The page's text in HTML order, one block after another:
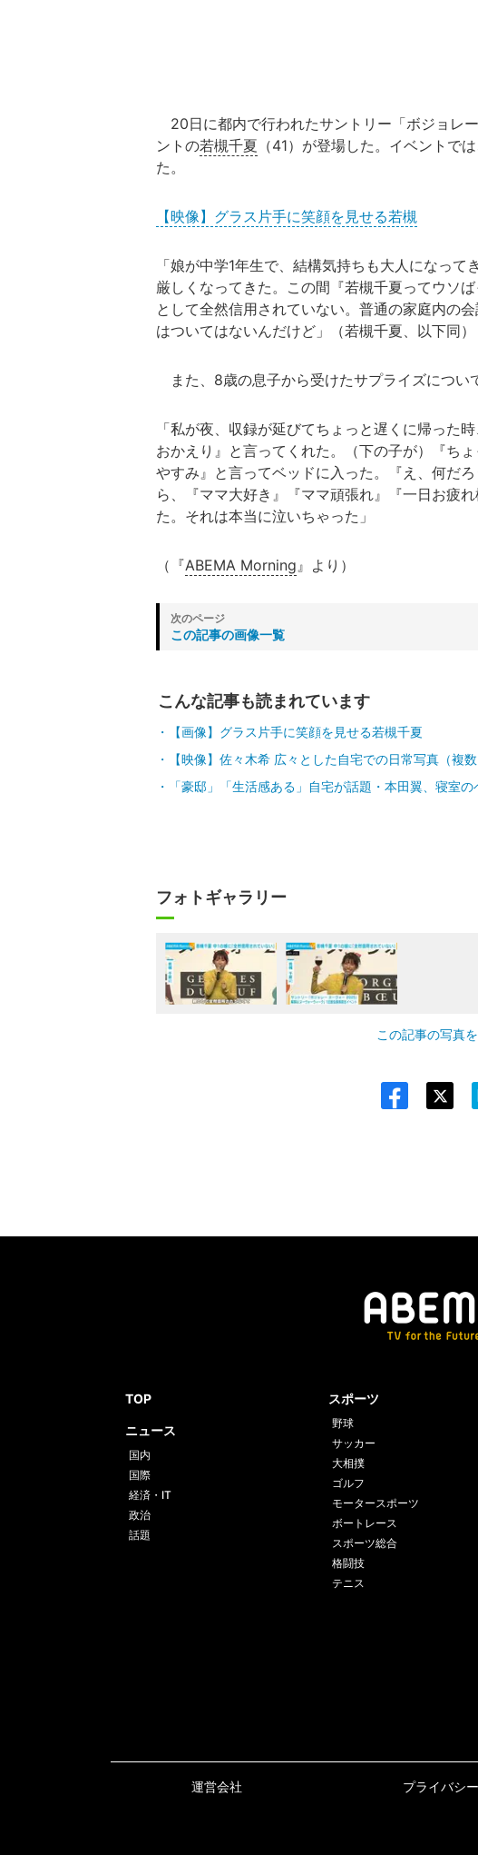
20日に都内で行われたサントリー「ボジョレ
ントの若槻千夏 （41）が登場した。イベントで
た。
【映像】グラス片手に笑顔を見せる若槻
「娘が中学1年生で、結構気持ちも大人になっ
厳しくなってきた。この間『若槻千夏ってウソ
として全然信用されていない。普通の家庭内の
はついてはないんだけど」（若槻千夏、以下同）
また、8歳の息子から受けたサプライズについ
「私が夜、収録が延びてちょっと遅くに帰った
おかえり』と言ってくれた。（下の子が）『ち
やすみ』と言ってベッドに入った。『え、何だ
ら、『ママ大好き』『ママ頑張れ』『一日お疲
た。それは本当に泣いちゃった」
（『ABEMA Morning』より）
この記事の画像一覧
こんな記事も読まれています
【画像】グラス片手に笑顔を見せる若槻千夏
【映像】佐々木希 広々とした自宅での日常写真（複数
「豪邸」「生活感ある」自宅が話題・本田翼、寝室
フォトギャラリー
この記事の写真
TOP
ニュース
国内
国際
経済・IT
政治
話題
スポーツ
野球
サッカー
大相撲
ゴルフ
モータースポーツ
ボートレース
スポーツ総合
格闘技
テニス
運営会社 プライバシ